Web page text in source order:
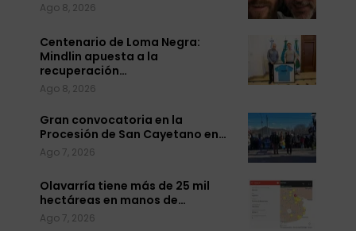
Ago 8, 2026
Centenario de Loma Negra:
Mindlin apuesta a la
recuperación…
Ago 8, 2026
Gran convocatoria en la
Procesión de San Cayetano en…
Ago 7, 2026
Olavarría tiene más de 25 mil
hectáreas en manos de…
Ago 7, 2026